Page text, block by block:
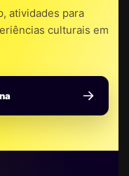
atividades para
culturais em